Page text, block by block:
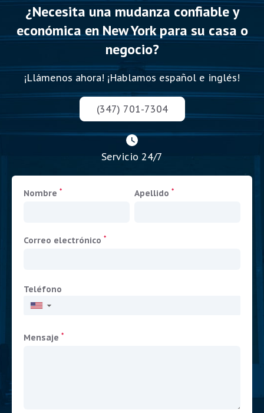
¿Necesita una mudanza confiable y
económica en New York para su casa o
negocio?
¡Llámenos ahora! ¡Hablamos español e inglés!
(347) 701-7304
Servicio 24/7
Nombre * Apellido *
Correo electrónico *
Teléfono
▼
Mensaje *